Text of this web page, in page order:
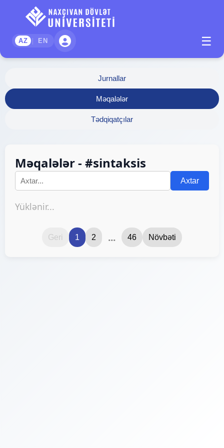
AZ | EN ☰
Jurnallar
Məqalələr
Tədqiqatçılar
Məqalələr - #sintaksis
Axtar
Yüklənir...
Geri 1 2 ... 46 Növbəti